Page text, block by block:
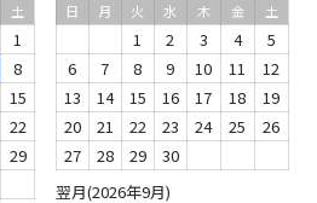
土
1
8
15
22
29
翌月(2026年9月)
日 月 火 水 木 金 土
1 2 3 4
5
6
7 8 9 10 11
12
13
14 15 16 17 18
19
20
21 22 23 24 25
26
27
28 29 30